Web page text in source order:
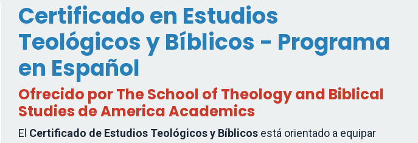
Certificado en Estudios
Teológicos y Bíblicos - Programa
en Español
Ofrecido por The School of Theology and Biblical
Studies de America Academics
El Certificado de Estudios Teológicos y Bíblicos está orientado a equipar